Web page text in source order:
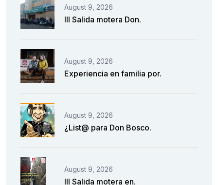
August 9, 2026
III Salida motera Don.
August 9, 2026
Experiencia en familia por.
August 9, 2026
¿List@ para Don Bosco.
August 9, 2026
III Salida motera en.